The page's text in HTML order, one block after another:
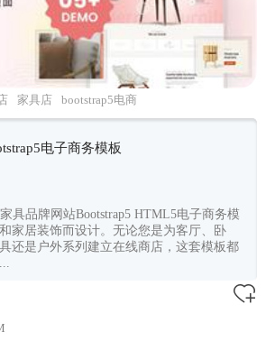
家具店
bootstrap5电商
电子商务模板
具品牌网站Bootstrap5 HTML5电子商务模
家居装饰而设计。无论您是为客厅、卧
还是户外系列建立在线商店，这套模板都